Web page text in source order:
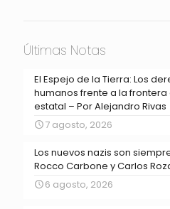
Últimas Notas
El Espejo de la Tierra: Los
humanos frente a la
estatal – Por Alejandro Rivas
7 agosto, 2026
Los nuevos nazis son
Rocco Carbone y Carlos
6 agosto, 2026